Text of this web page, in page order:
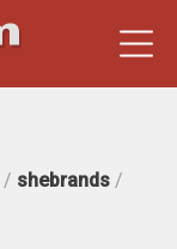
/ shebrands /